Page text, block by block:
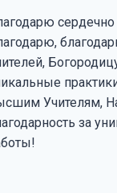
Учителям,
за